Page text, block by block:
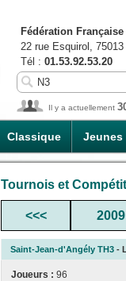
Classique Jeunes
Fédération
22 rue Esquirol,
Tél : 01.53.92.53.20
Il y a actuellement
Tournois et
<<< 2009
Saint-Jean-d'Angély TH3 -
Joueurs : 96